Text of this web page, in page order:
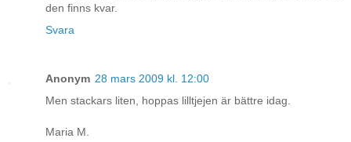
den finns kvar.
Svara
Anonym 28 mars 2009 kl. 12:00
Men stackars liten, hoppas lilltjejen är bättre idag.
Maria M.